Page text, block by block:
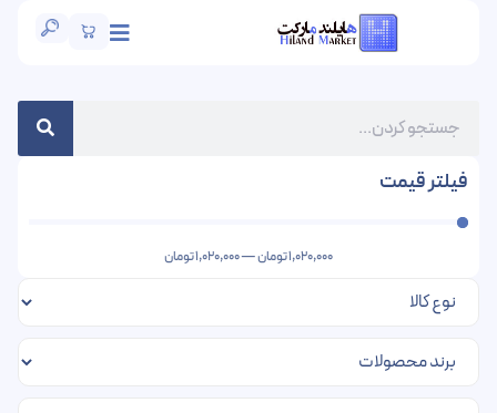
فیلتر قیمت
1,020,000تومان—
1,020,000تومان